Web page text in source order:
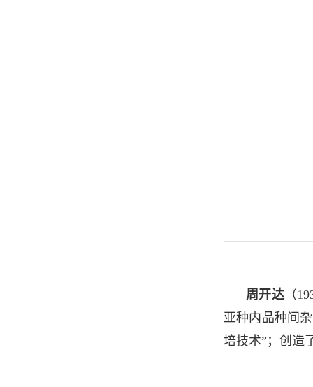
周开达（
亚种内品种间
培技术”；创造